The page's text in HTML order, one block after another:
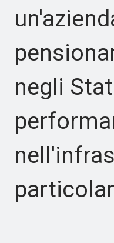
negli